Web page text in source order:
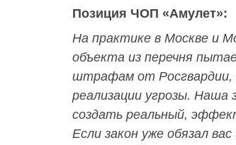
Позиция ЧОП «Амулет»:
На практике в Москве и
объекта из перечня
штрафам от Росгвардии,
реализации угрозы. Наша
создать реальный,
Если закон уже обязал